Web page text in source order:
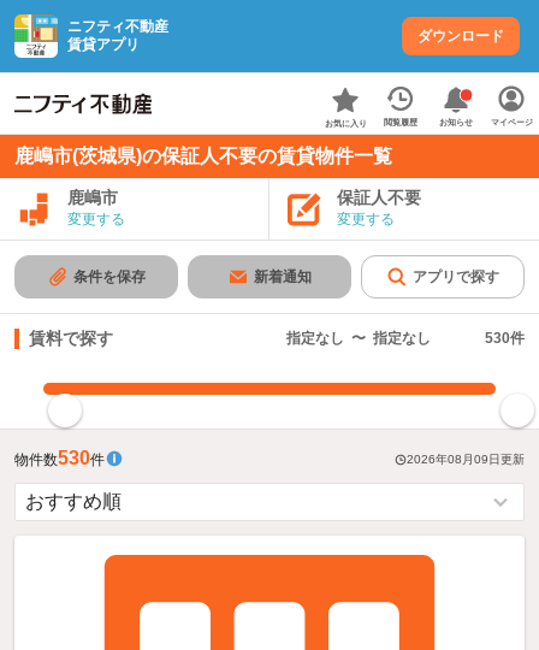
ニフティ不動産
賃貸アプリ
ダウンロード
お気に入り 閲覧履歴 お知らせ マイページ
鹿嶋市(茨城県)の保証人不要の賃貸物件一覧
鹿嶋市
変更する
保証人不要
変更する
条件を保存 新着通知 アプリで探す
賃料で探す 指定なし 〜 指定なし 530件
物件数530件 2026年08月09日更新